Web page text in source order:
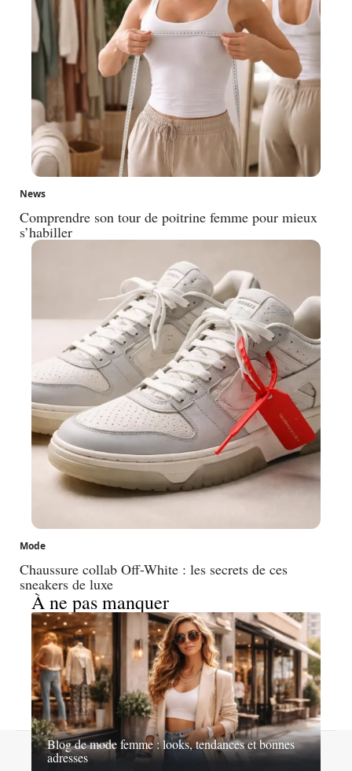
News
Comprendre son tour de poitrine femme pour mieux
s’habiller
Mode
Chaussure collab Off-White : les secrets de ces
sneakers de luxe
À ne pas manquer
Blog de mode femme : looks, tendances et bonnes
adressesContact Mentions légales Sitemap